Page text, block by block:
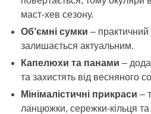
маст-хев сезону.
Об’ємні сумки – практичний
залишається актуальним.
Капелюхи та панами –
та захистять від весняного
Мінімалістичні прикраси –
ланцюжки, сережки-кільця